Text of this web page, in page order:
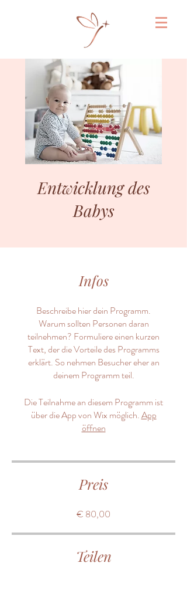
Entwicklung des
Babys
Infos
Beschreibe hier dein Programm.
Warum sollten Personen daran
teilnehmen? Formuliere einen kurzen
Text, der die Vorteile des Programms
erklärt. So nehmen Besucher eher an
deinem Programm teil.
Die Teilnahme an diesem Programm ist
über die App von Wix möglich.App
öffnen
Preis
€ 80,00
Teilen